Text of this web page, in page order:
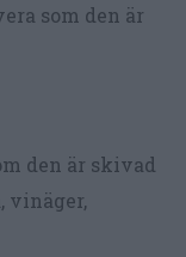
som den är
den är skivad
vinäger,